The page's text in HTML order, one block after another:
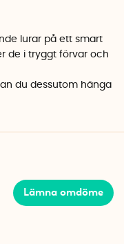
lurar på ett smart
de i tryggt förvar och
du dessutom hänga
Lämna omdöme